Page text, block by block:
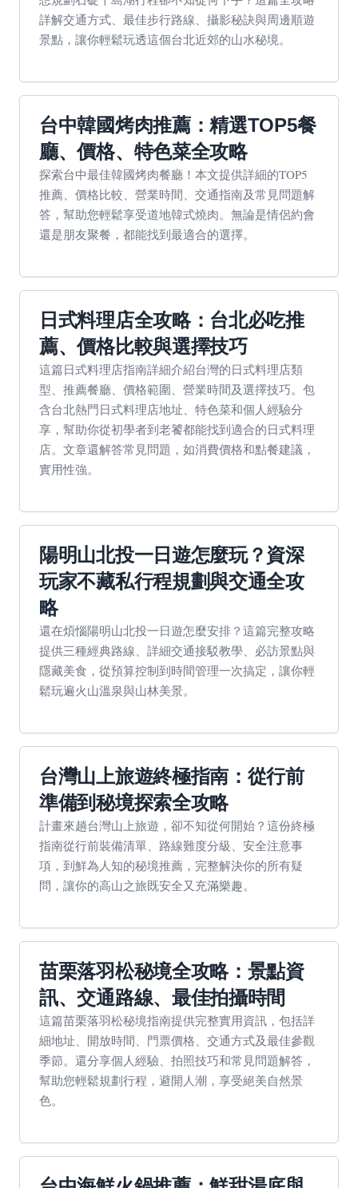
詳解交通方式、最佳步行路線、攝影秘訣與周邊順遊
景點，讓你輕鬆玩透這個台北近郊的山水秘境。
台中韓國烤肉推薦：精選TOP5餐
廳、價格、特色菜全攻略
探索台中最佳韓國烤肉餐廳！本文提供詳細的TOP5
推薦、價格比較、營業時間、交通指南及常見問題解
答，幫助您輕鬆享受道地韓式燒肉。無論是情侶約會
還是朋友聚餐，都能找到最適合的選擇。
日式料理店全攻略：台北必吃推
薦、價格比較與選擇技巧
這篇日式料理店指南詳細介紹台灣的日式料理店類
型、推薦餐廳、價格範圍、營業時間及選擇技巧。包
含台北熱門日式料理店地址、特色菜和個人經驗分
享，幫助你從初學者到老饕都能找到適合的日式料理
店。文章還解答常見問題，如消費價格和點餐建議，
實用性強。
陽明山北投一日遊怎麼玩？資深
玩家不藏私行程規劃與交通全攻
略
還在煩惱陽明山北投一日遊怎麼安排？這篇完整攻略
提供三種經典路線、詳細交通接駁教學、必訪景點與
隱藏美食，從預算控制到時間管理一次搞定，讓你輕
鬆玩遍火山溫泉與山林美景。
台灣山上旅遊終極指南：從行前
準備到秘境探索全攻略
計畫來趟台灣山上旅遊，卻不知從何開始？這份終極
指南從行前裝備清單、路線難度分級、安全注意事
項，到鮮為人知的秘境推薦，完整解決你的所有疑
問，讓你的高山之旅既安全又充滿樂趣。
苗栗落羽松秘境全攻略：景點資
訊、交通路線、最佳拍攝時間
這篇苗栗落羽松秘境指南提供完整實用資訊，包括詳
細地址、開放時間、門票價格、交通方式及最佳參觀
季節。還分享個人經驗、拍照技巧和常見問題解答，
幫助您輕鬆規劃行程，避開人潮，享受絕美自然景
色。